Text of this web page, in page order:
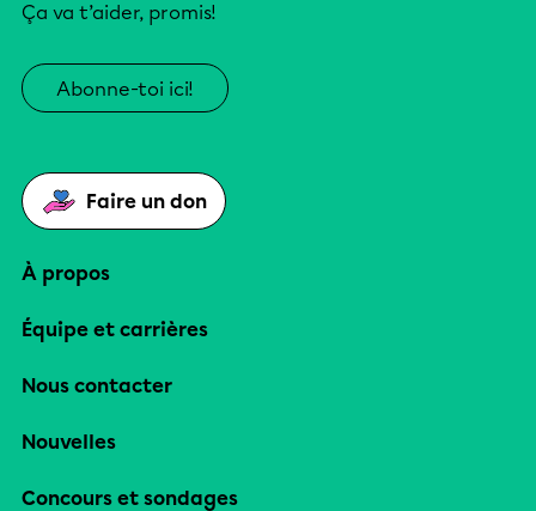
Ça va t’aider, promis!
Abonne-toi ici!
Faire un don
À propos
Équipe et carrières
Nous contacter
Nouvelles
Concours et sondages